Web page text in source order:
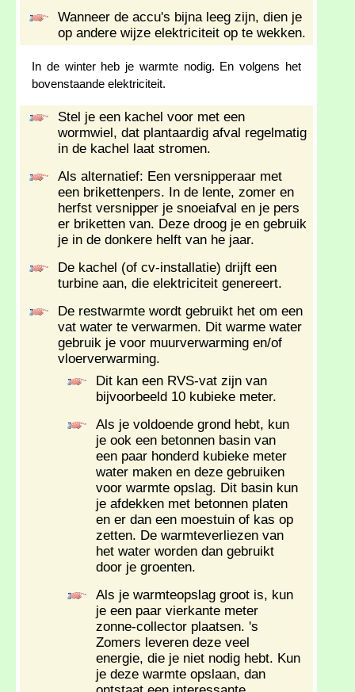
Wanneer de accu's bijna leeg zijn, dien je
op andere wijze elektriciteit op te wekken.
In de winter heb je warmte nodig. En volgens het
bovenstaande elektriciteit.
Stel je een kachel voor met een
wormwiel, dat plantaardig afval regelmatig
in de kachel laat stromen.
Als alternatief: Een versnipperaar met
een brikettenpers. In de lente, zomer en
herfst versnipper je snoeiafval en je pers
er briketten van. Deze droog je en gebruik
je in de donkere helft van he jaar.
De kachel (of cv-installatie) drijft een
turbine aan, die elektriciteit genereert.
De restwarmte wordt gebruikt het om een
vat water te verwarmen. Dit warme water
gebruik je voor muurverwarming en/of
vloerverwarming.
Dit kan een RVS-vat zijn van
bijvoorbeeld 10 kubieke meter.
Als je voldoende grond hebt, kun
je ook een betonnen basin van
een paar honderd kubieke meter
water maken en deze gebruiken
voor warmte opslag. Dit basin kun
je afdekken met betonnen platen
en er dan een moestuin of kas op
zetten. De warmteverliezen van
het water worden dan gebruikt
door je groenten.
Als je warmteopslag groot is, kun
je een paar vierkante meter
zonne-collector plaatsen. 's
Zomers leveren deze veel
energie, die je niet nodig hebt. Kun
je deze warmte opslaan, dan